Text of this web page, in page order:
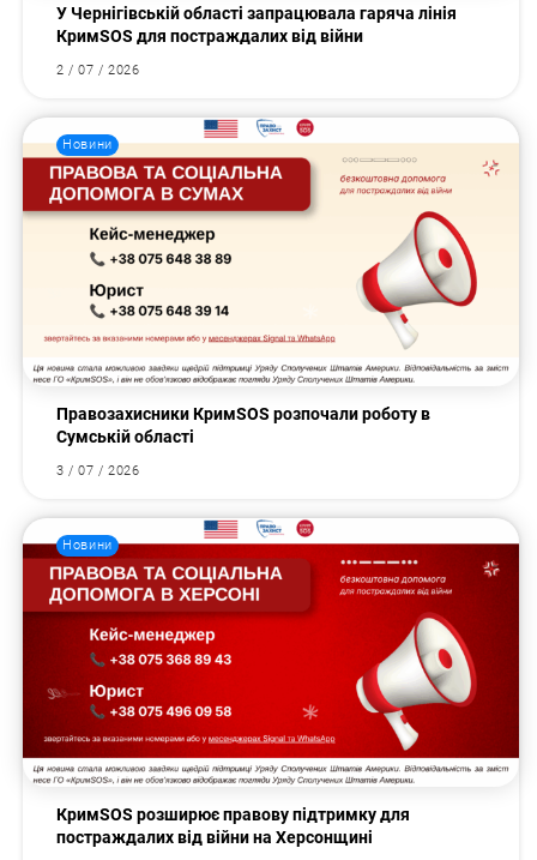
У Чернігівській області запрацювала гаряча лінія
КримSOS для постраждалих від війни
2 / 07 / 2026
Новини
Правозахисники КримSOS розпочали роботу в
Сумській області
3 / 07 / 2026
Новини
КримSOS розширює правову підтримку для
постраждалих від війни на Херсонщині